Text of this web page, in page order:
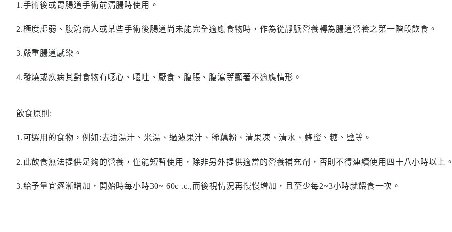
1.手術後或胃腸道手術前清腸時使用。
2.極度虛弱、腹瀉病人或某些手術後腸道尚未能完全適應食物時，作為從靜脈營養轉為腸道營養之第一階段飲食。
3.嚴重腸道感染。
4.發燒或疾病其對食物有噁心、嘔吐、厭食、腹脹、腹瀉等顯著不適應情形。
飲食原則:
1.可選用的食物，例如:去油湯汁、米湯、過濾果汁、稀藕粉、清果凍、清水、蜂蜜、糖、鹽等。
2.此飲食無法提供足夠的營養，僅能短暫使用，除非另外提供適當的營養補充劑，否則不得連續使用四十八小時以上。
3.給予量宜逐漸增加，開始時每小時30~ 60c .c.,而後視情況再慢慢增加，且至少每2~3小時就餵食一次。